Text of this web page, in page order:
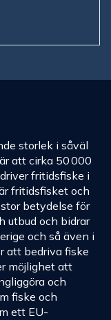
storlek i såväl
att cirka 50 000
fritidsfiske i
fritidsfisket och
betydelse för
utbud och bidrar
och så även i
att bedriva fiske
möjlighet att
och
fiske och
ett EU-